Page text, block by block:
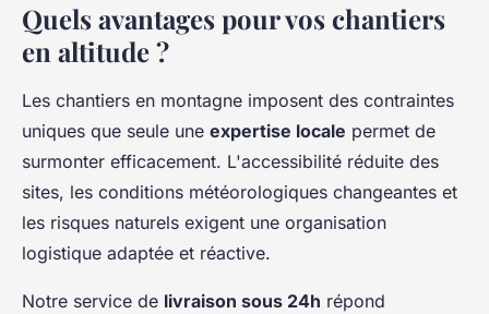
Quels avantages pour vos chantiers
en altitude ?
Les chantiers en montagne imposent des contraintes
uniques que seule une expertise locale permet de
surmonter efficacement. L'accessibilité réduite des
sites, les conditions météorologiques changeantes et
les risques naturels exigent une organisation
logistique adaptée et réactive.
Notre service de livraison sous 24h répond